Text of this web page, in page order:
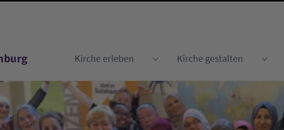
Kirche erleben
Kirche gestalten